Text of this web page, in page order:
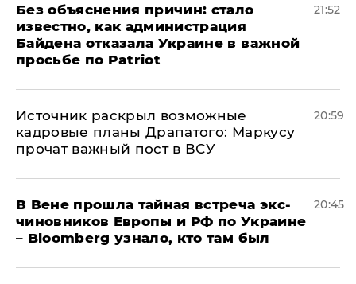
Без объяснения причин: стало
известно, как администрация
Байдена отказала Украине в важной
просьбе по Patriot
21:52
​Источник раскрыл возможные
кадровые планы Драпатого: Маркусу
прочат важный пост в ВСУ
20:59
В Вене прошла тайная встреча экс-
чиновников Европы и РФ по Украине
– Bloomberg узнало, кто там был
20:45